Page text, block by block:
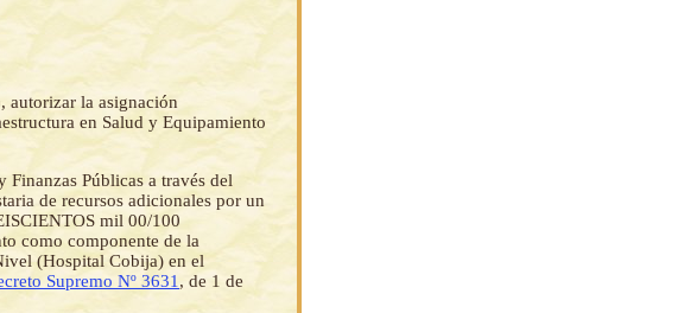
autorizar la asignación
en Salud y Equipamiento
Públicas a través del
de recursos adicionales por un
mil 00/100
como componente de la
(Hospital Cobija) en el
Supremo Nº 3631 , de 1 de